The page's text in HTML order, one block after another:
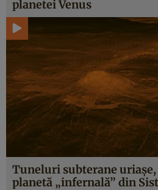
planetei Venus
Tuneluri subterane
planetă „infernală” din